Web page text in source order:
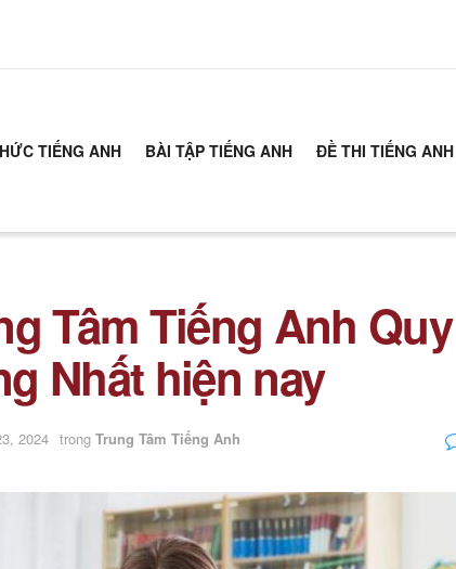
TIẾNG ANH BÀI TẬP TIẾNG ANH ĐỀ THI TIẾNG ANH
Tâm Tiếng Anh Quy
Nhất hiện nay
2024 trong Trung Tâm Tiếng Anh